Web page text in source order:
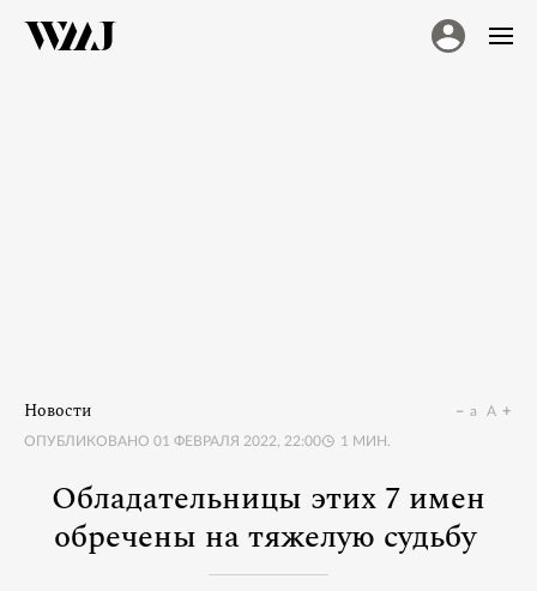
Новости
ОПУБЛИКОВАНО 01 ФЕВРАЛЯ 2022, 22:00 1 МИН.
a A
Обладательницы этих 7 имен
обречены на тяжелую судьбу